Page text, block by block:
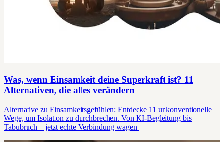
Was, wenn Einsamkeit deine Superkraft ist? 11
Alternativen, die alles verändern
Alternative zu Einsamkeitsgefühlen: Entdecke 11 unkonventionelle
Wege, um Isolation zu durchbrechen. Von KI-Begleitung bis
Tabubruch – jetzt echte Verbindung wagen.